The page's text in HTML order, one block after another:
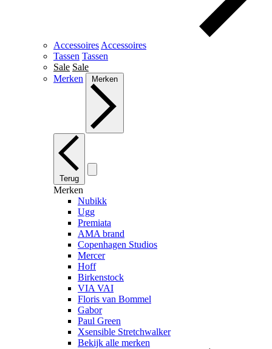
Accessoires Accessoires
Tassen Tassen
Sale Sale
Merken
Merken
Terug
Merken
Nubikk
Ugg
Premiata
AMA brand
Copenhagen Studios
Mercer
Hoff
Birkenstock
VIA VAI
Floris van Bommel
Gabor
Paul Green
Xsensible Stretchwalker
Bekijk alle merken